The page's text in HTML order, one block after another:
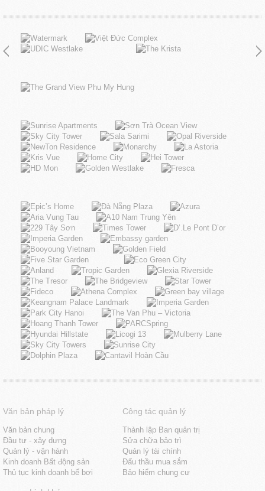
Văn bản pháp lý
Văn bản chung
Đầu tư - xây dưng
Quản lý - vận hành
Kinh doanh Bất động sản
Thủ tục kinh doanh bể bơi
Công tác quản lý
Thành lập Ban quản trị
Sửa chữa bảo trì
Quản lý tài chính
Đấu thầu mua sắm
Bảo hiểm chung cư